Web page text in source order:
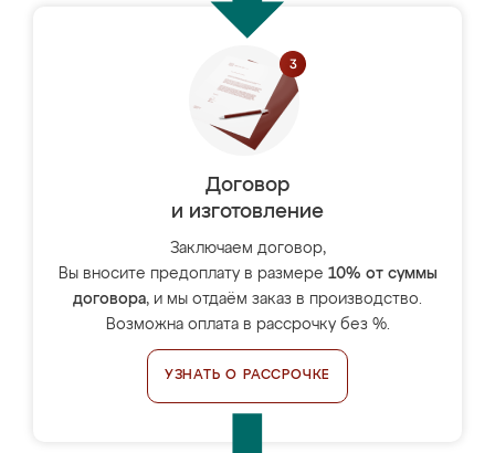
Договор
и изготовление
Заключаем договор,
Вы вносите предоплату в размере 10% от суммы
договора, и мы отдаём заказ в производство.
Возможна оплата в рассрочку без %.
УЗНАТЬ О РАССРОЧКЕ